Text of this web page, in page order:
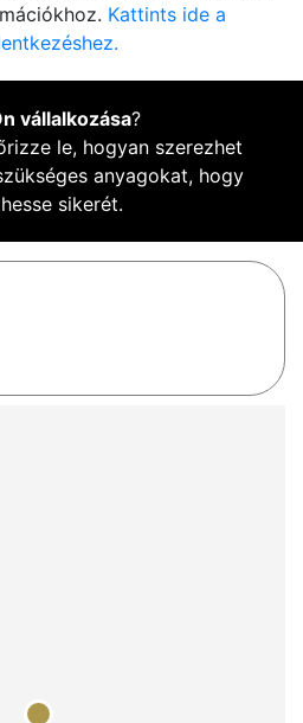
Kattints ide a
vállalkozása?
le, hogyan szerezhet
anyagokat, hogy
sikerét.